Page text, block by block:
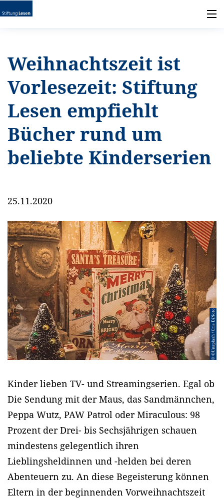
Weihnachtszeit ist
Vorlesezeit: Stiftung
Lesen empfiehlt
Bücher rund um
beliebte Kinderserien
25.11.2020
© ©Unsplash / Cris DiNoto
Kinder lieben TV- und Streamingserien. Egal ob
Die Sendung mit der Maus, das Sandmännchen,
Peppa Wutz, PAW Patrol oder Miraculous: 98
Prozent der Drei- bis Sechsjährigen schauen
mindestens gelegentlich ihren
Lieblingsheldinnen und -helden bei deren
Abenteuern zu. An diese Begeisterung können
Eltern in der beginnenden Vorweihnachtszeit